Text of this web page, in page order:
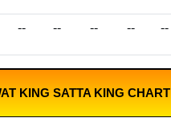
-- -- -- -- --
KING SATTA KING CHART